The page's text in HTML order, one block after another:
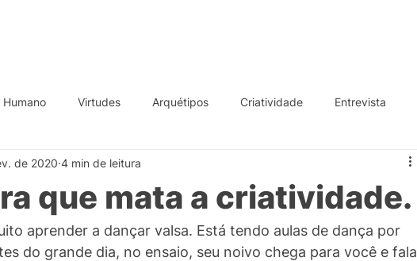
Humano Virtudes Arquétipos Criatividade Entrevista
que mata a criatividade.
de 2020 4 min de leitura
aprender a dançar valsa. Está tendo aulas de dança por
do grande dia, no ensaio, seu noivo chega para você e fala